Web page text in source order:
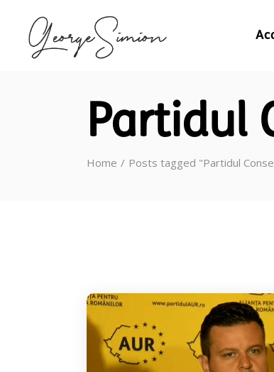
Partidul
Home Posts tagged "Partidul